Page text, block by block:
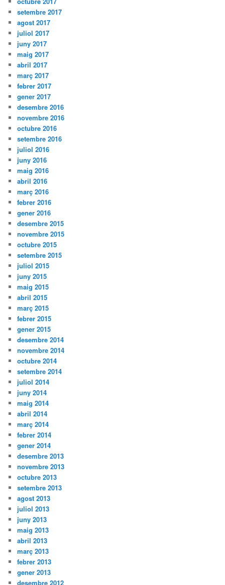
setembre 2017
agost 2017
juliol 2017
juny 2017
maig 2017
abril 2017
març 2017
febrer 2017
gener 2017
desembre 2016
novembre 2016
octubre 2016
setembre 2016
juliol 2016
juny 2016
maig 2016
abril 2016
març 2016
febrer 2016
gener 2016
desembre 2015
novembre 2015
octubre 2015
setembre 2015
juliol 2015
juny 2015
maig 2015
abril 2015
març 2015
febrer 2015
gener 2015
desembre 2014
novembre 2014
octubre 2014
setembre 2014
juliol 2014
juny 2014
maig 2014
abril 2014
març 2014
febrer 2014
gener 2014
desembre 2013
novembre 2013
octubre 2013
setembre 2013
agost 2013
juliol 2013
juny 2013
maig 2013
abril 2013
març 2013
febrer 2013
gener 2013
desembre 2012